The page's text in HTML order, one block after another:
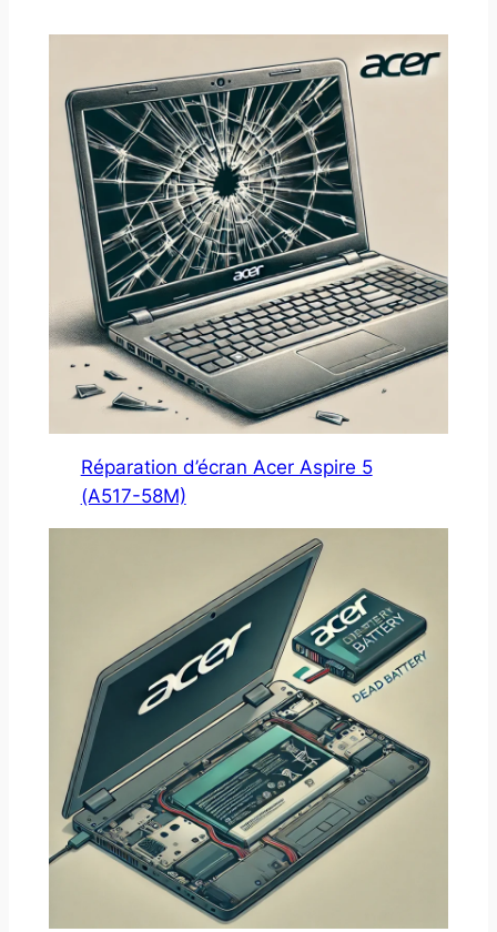
Réparation d’écran Acer Aspire 5
(A517-58M)